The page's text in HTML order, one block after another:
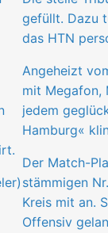
gefüllt. Dazu
das HTN
Angeheizt
mit Megafon,
jedem
Hamburg«
Der Match-
stämmigen
Kreis mit an.
Offensiv